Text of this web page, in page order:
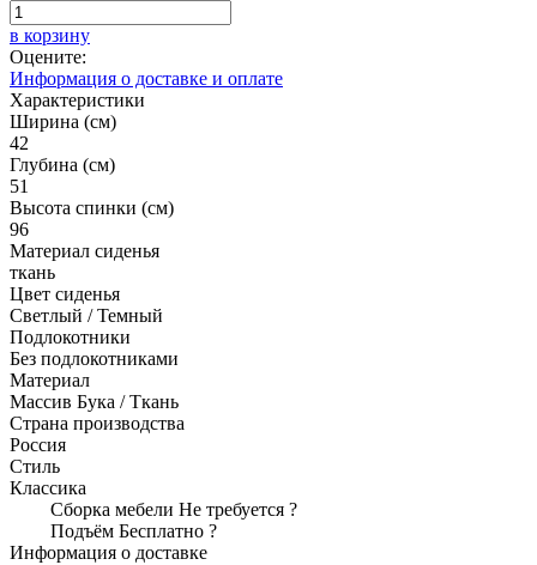
в корзину
Оцените:
Информация о доставке и оплате
Характеристики
Ширина (см)
42
Глубина (см)
51
Высота спинки (см)
96
Материал сиденья
ткань
Цвет сиденья
Светлый / Темный
Подлокотники
Без подлокотниками
Материал
Массив Бука / Ткань
Страна производства
Россия
Стиль
Классика
Сборка мебели Не требуется ?
Подъём Бесплатно ?
Информация о доставке